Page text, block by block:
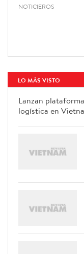
NOTICIEROS
LO MÁS VISTO